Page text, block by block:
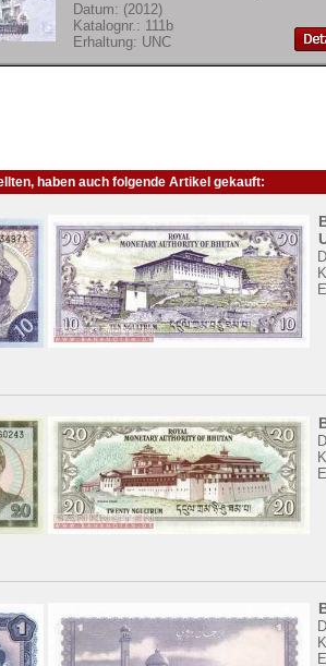
Datum: (2012)
Katalognr.: 111b
Erhaltung: UNC
haben auch folgende Artikel gekauft: